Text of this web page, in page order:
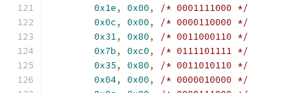
0x1e, 0x00,
/* 0001111000 */
0x0c, 0x00,
/* 0000110000 */
0x31, 0x80,
/* 0011000110 */
0x7b, 0xc0,
/* 0111101111 */
0x35, 0x80,
/* 0011010110 */
0x04, 0x00,
/* 0000010000 */